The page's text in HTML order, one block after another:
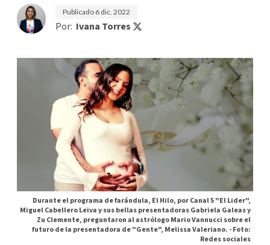
Publicado 6 dic. 2022
Por: Ivana Torres
Durante el programa de farándula, El Hilo, por Canal 5 "El Lider",
Miguel Cabellero Leiva y sus bellas presentadoras Gabriela Galeas y
Zu Clemente, preguntaron al astrólogo Mario Vannucci sobre el
futuro de la presentadora de "Gente", Melissa Valeriano. -Foto:
Redes sociales